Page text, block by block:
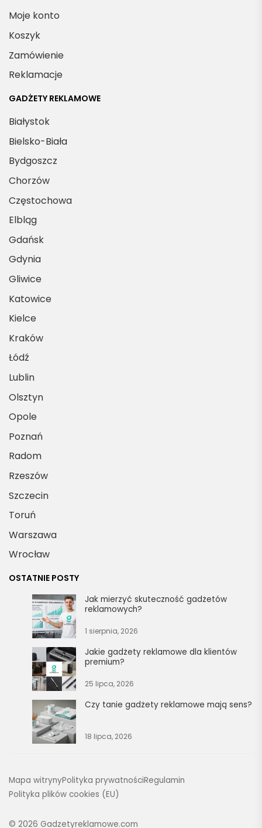
Moje konto
Koszyk
Zamówienie
Reklamacje
GADŻETY REKLAMOWE
Białystok
Bielsko-Biała
Bydgoszcz
Chorzów
Częstochowa
Elbląg
Gdańsk
Gdynia
Gliwice
Katowice
Kielce
Kraków
Łódź
Lublin
Olsztyn
Opole
Poznań
Radom
Rzeszów
Szczecin
Toruń
Warszawa
Wrocław
OSTATNIE POSTY
Jak mierzyć skuteczność gadżetów
reklamowych?
1 sierpnia, 2026
Jakie gadżety reklamowe dla klientów
premium?
25 lipca, 2026
Czy tanie gadżety reklamowe mają sens?
18 lipca, 2026
Mapa witrynyPolityka prywatnościRegulamin
Polityka plików cookies (EU)
© 2026 Gadzetyreklamowe.com